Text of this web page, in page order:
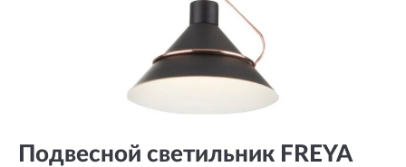
Подвесной светильник FREYA